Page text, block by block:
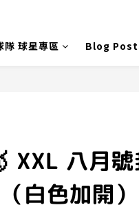
隊 球星專區 Blog
XXL 八月號
白色加開）